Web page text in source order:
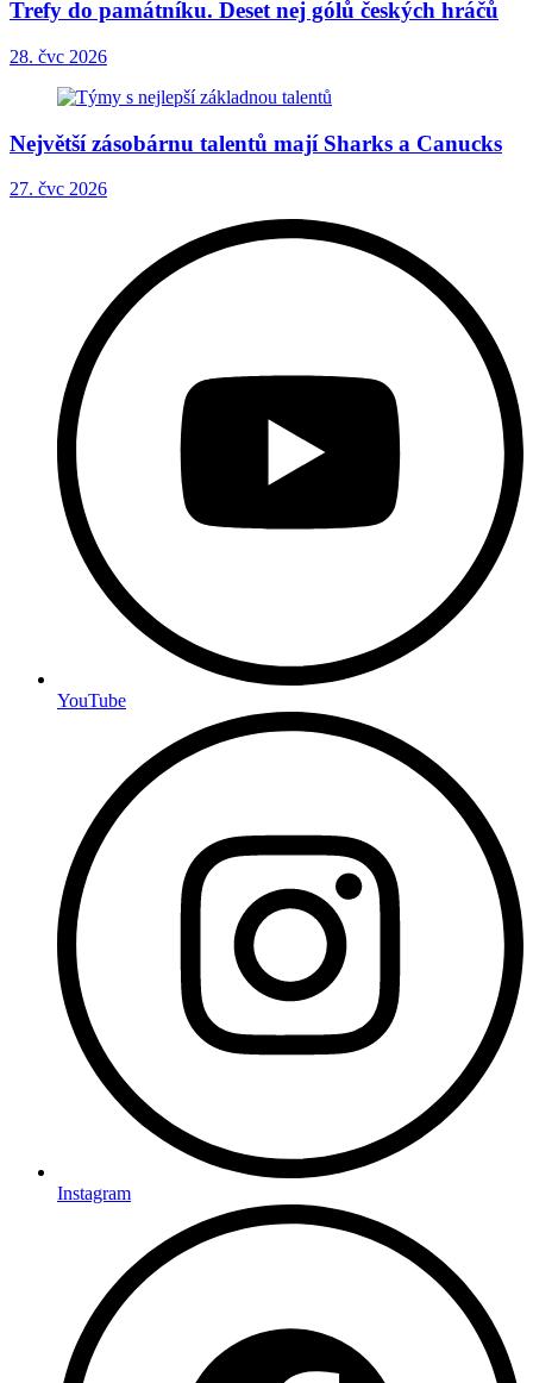
Trefy do památníku. Deset nej gólů českých hráčů
28. čvc 2026
Největší zásobárnu talentů mají Sharks a Canucks
27. čvc 2026
YouTube
Instagram